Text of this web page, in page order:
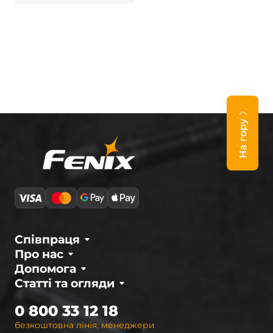
На гору
Про нас
Співпраця
Статті та огляди
Допомога
безкоштовна лінія, менеджери
0 800 33 12 18